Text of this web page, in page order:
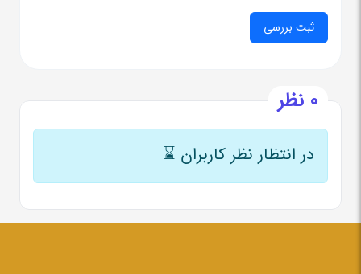
0 نظر
در انتظار نظر کاربران ⌛